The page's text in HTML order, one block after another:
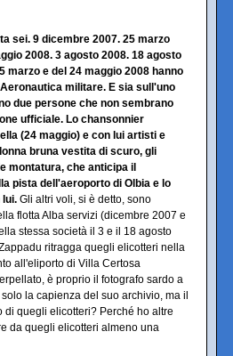
sei. 9 dicembre 2007. 25 marzo
2008. 3 agosto 2008. 18 agosto
marzo e del 24 maggio 2008 hanno
militare. E sia sull'uno
due persone che non sembrano
ufficiale. Lo chansonnier
(24 maggio) e con lui artisti e
bruna vestita di scuro, gli
montatura, che anticipa il
pista dell'aeroporto di Olbia e lo
lui. Gli altri voli, si è detto, sono
flotta Alba servizi (dicembre 2007 e
stessa società il 3 e il 18 agosto
ritragga quegli elicotteri nella
all'eliporto di Villa Certosa
è proprio il fotografo sardo a
la capienza del suo archivio, ma il
di quegli elicotteri? Perché ho altre
da quegli elicotteri almeno una